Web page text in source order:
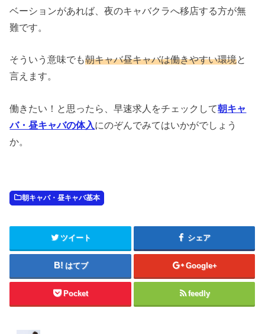
ベーションがあれば、夜のキャバクラへ移店する方が無
難です。
そういう意味でも朝キャバ昼キャバは働きやすい環境と
言えます。
働きたい！と思ったら、早速求人をチェックして朝キャ
バ・昼キャバの体入にのぞんでみてはいかがでしょう
か。
朝キャバ・昼キャバ基本
ツイート シェア
はてブ Google+
Pocket feedly